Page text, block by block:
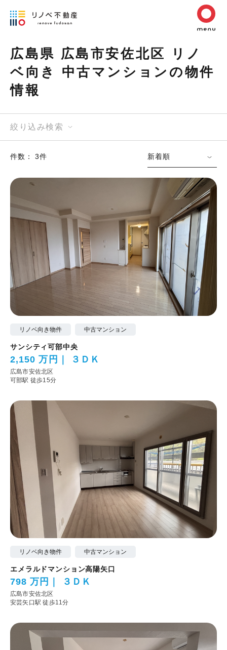
広島県 広島市安佐北区 リノ
ベ向き 中古マンションの物件
情報
絞り込み検索
件数： 3件 新着順
リノベ向き物件 中古マンション
サンシティ可部中央
2,150 万円 ３ＤＫ
広島市安佐北区
可部駅 徒歩15分
リノベ向き物件 中古マンション
エメラルドマンション高陽矢口
798 万円 ３ＤＫ
広島市安佐北区
安芸矢口駅 徒歩11分